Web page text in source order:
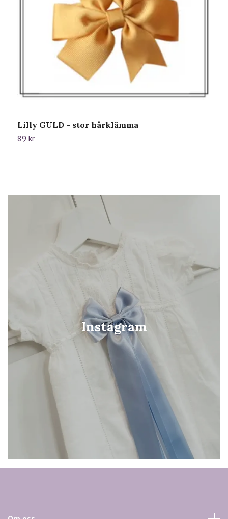
Instagram
Lilly GULD - stor hårklämma
89 kr